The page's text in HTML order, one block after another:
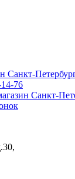
Санкт-
76
Санкт-